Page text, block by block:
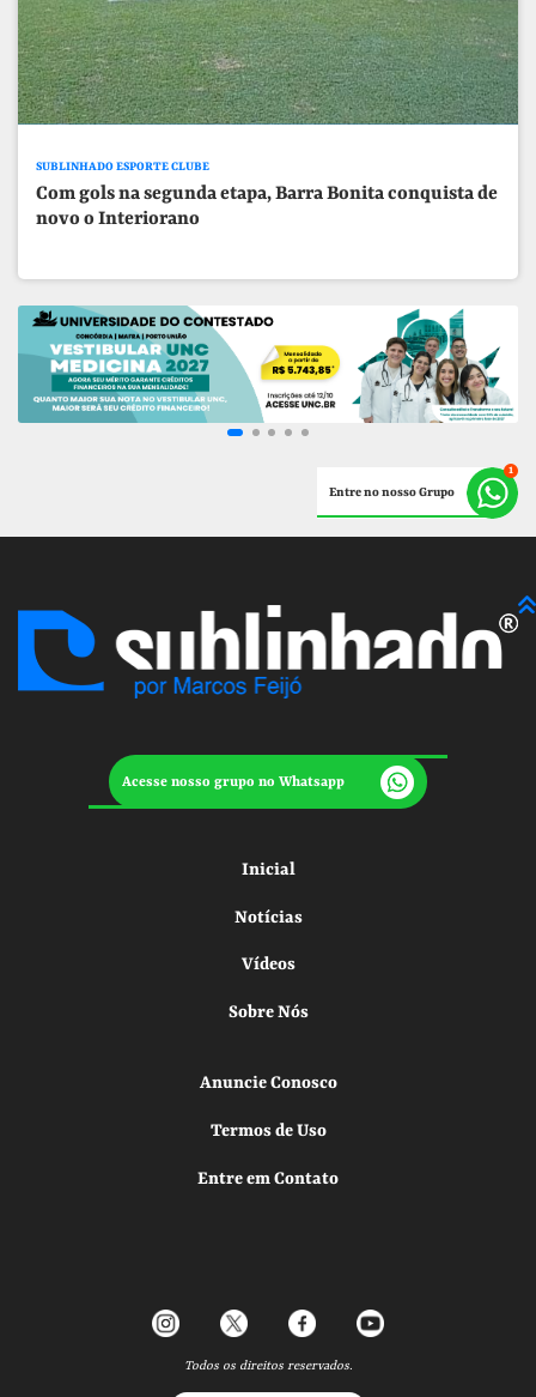
SUBLINHADO ESPORTE CLUBE
Com gols na segunda etapa, Barra Bonita conquista de
novo o Interiorano
Entre no nosso Grupo
Acesse nosso grupo no Whatsapp
Inicial
Notícias
Vídeos
Sobre Nós
Anuncie Conosco
Termos de Uso
Entre em Contato
Todos os direitos reservados.